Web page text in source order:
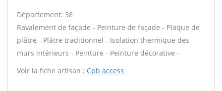
Département: 38
Ravalement de façade - Peinture de façade - Plaque de
plâtre - Plâtre traditionnel - Isolation thermique des
murs intérieurs - Peinture - Peinture décorative -
Voir la fiche artisan : Cpb access